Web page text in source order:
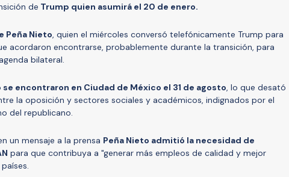
de Trump quien asumirá el 20 de enero.
Peña Nieto, quien el miércoles conversó telefónicamente Trump para
acordaron encontrarse, probablemente durante la transición, para
bilateral.
se encontraron en Ciudad de México el 31 de agosto, lo que desató
la oposición y sectores sociales y académicos, indignados por el
del republicano.
un mensaje a la prensa Peña Nieto admitió la necesidad de
para que contribuya a "generar más empleos de calidad y mejor